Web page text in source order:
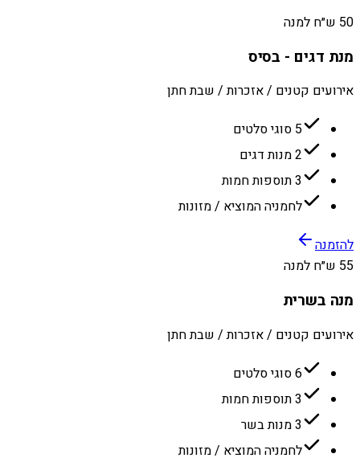
50 ש״ח למנה
מנת דגים - בסיס
אירועים קטנים / אזכרות / שבת חתן
5 סוגי סלטים
2 מנות דגים
3 תוספות חמות
לחמניה המוציא / מזונות
להזמנה
55 ש״ח למנה
מנה בשרית
אירועים קטנים / אזכרות / שבת חתן
6 סוגי סלטים
3 תוספות חמות
3 מנות בשר
לחמניה המוציא / מזונות